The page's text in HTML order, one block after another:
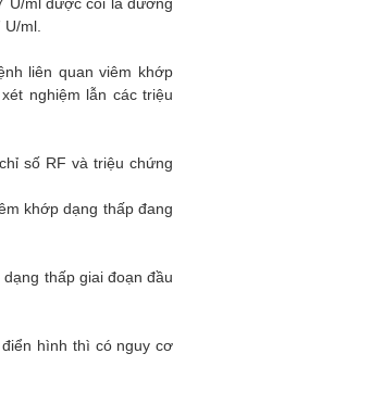
ml.
liên quan viêm khớp
nghiệm lẫn các triệu
số RF và triệu chứng
khớp dạng thấp đang
thấp giai đoạn đầu
hình thì có nguy cơ